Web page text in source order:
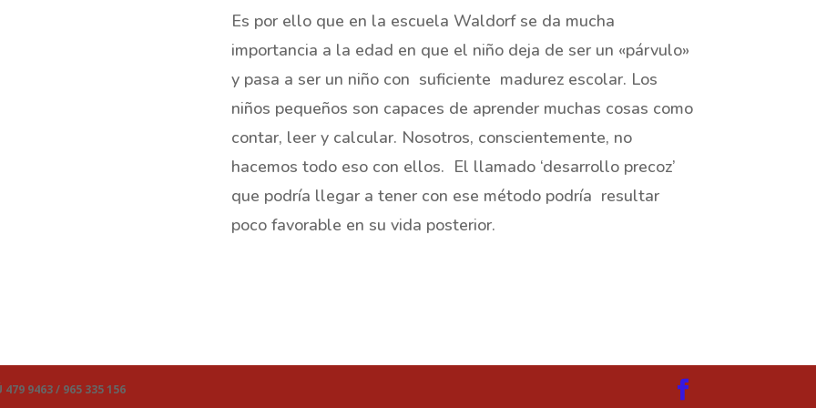
Es por ello que en la escuela Waldorf se da mucha
importancia a la edad en que el niño deja de ser un «párvulo»
y pasa a ser un niño con suficiente madurez escolar. Los
niños pequeños son capaces de aprender muchas cosas como
contar, leer y calcular. Nosotros, conscientemente, no
hacemos todo eso con ellos. El llamado ‘desarrollo precoz’
que podría llegar a tener con ese método podría resultar
poco favorable en su vida posterior.
479 9463 / 965 335 156